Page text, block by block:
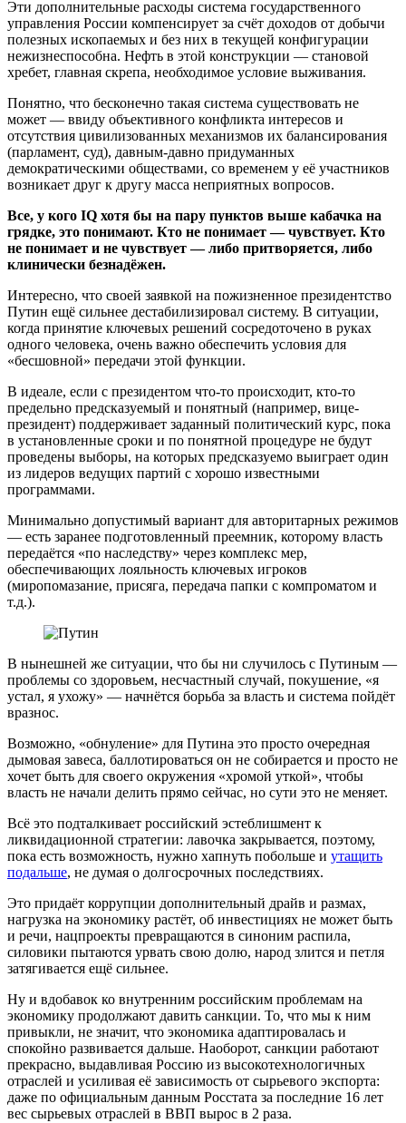
Эти дополнительные расходы система государственного
управления России компенсирует за счёт доходов от добычи
полезных ископаемых и без них в текущей конфигурации
нежизнеспособна. Нефть в этой конструкции — становой
хребет, главная скрепа, необходимое условие выживания.
Понятно, что бесконечно такая система существовать не
может — ввиду объективного конфликта интересов и
отсутствия цивилизованных механизмов их балансирования
(парламент, суд), давным-давно придуманных
демократическими обществами, со временем у её участников
возникает друг к другу масса неприятных вопросов.
Все, у кого IQ хотя бы на пару пунктов выше кабачка на
грядке, это понимают. Кто не понимает — чувствует. Кто
не понимает и не чувствует — либо притворяется, либо
клинически безнадёжен.
Интересно, что своей заявкой на пожизненное президентство
Путин ещё сильнее дестабилизировал систему. В ситуации,
когда принятие ключевых решений сосредоточено в руках
одного человека, очень важно обеспечить условия для
«бесшовной» передачи этой функции.
В идеале, если с президентом что-то происходит, кто-то
предельно предсказуемый и понятный (например, вице-
президент) поддерживает заданный политический курс, пока
в установленные сроки и по понятной процедуре не будут
проведены выборы, на которых предсказуемо выиграет один
из лидеров ведущих партий с хорошо известными
программами.
Минимально допустимый вариант для авторитарных режимов
— есть заранее подготовленный преемник, которому власть
передаётся «по наследству» через комплекс мер,
обеспечивающих лояльность ключевых игроков
(миропомазание, присяга, передача папки с компроматом и
т.д.).
В нынешней же ситуации, что бы ни случилось с Путиным —
проблемы со здоровьем, несчастный случай, покушение, «я
устал, я ухожу» — начнётся борьба за власть и система пойдёт
вразнос.
Возможно, «обнуление» для Путина это просто очередная
дымовая завеса, баллотироваться он не собирается и просто не
хочет быть для своего окружения «хромой уткой», чтобы
власть не начали делить прямо сейчас, но сути это не меняет.
Всё это подталкивает российский эстеблишмент к
ликвидационной стратегии: лавочка закрывается, поэтому,
пока есть возможность, нужно хапнуть побольше и утащить
подальше, не думая о долгосрочных последствиях.
Это придаёт коррупции дополнительный драйв и размах,
нагрузка на экономику растёт, об инвестициях не может быть
и речи, нацпроекты превращаются в синоним распила,
силовики пытаются урвать свою долю, народ злится и петля
затягивается ещё сильнее.
Ну и вдобавок ко внутренним российским проблемам на
экономику продолжают давить санкции. То, что мы к ним
привыкли, не значит, что экономика адаптировалась и
спокойно развивается дальше. Наоборот, санкции работают
прекрасно, выдавливая Россию из высокотехнологичных
отраслей и усиливая её зависимость от сырьевого экспорта:
даже по официальным данным Росстата за последние 16 лет
вес сырьевых отраслей в ВВП вырос в 2 раза.